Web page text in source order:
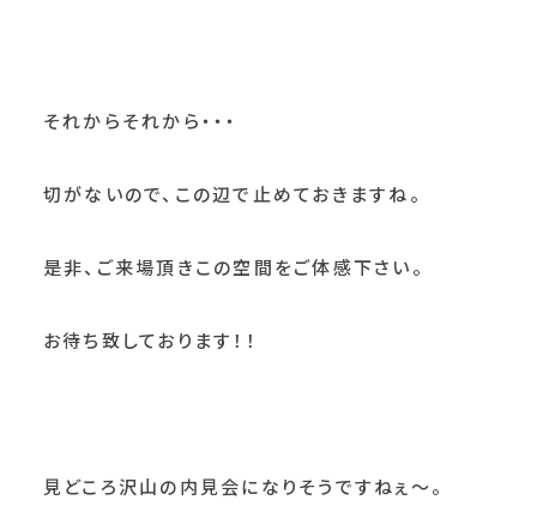
それからそれから・・・
切がないので、この辺で止めておきますね。
是非、ご来場頂きこの空間をご体感下さい。
お待ち致しております！！
見どころ沢山の内見会になりそうですねぇ～。